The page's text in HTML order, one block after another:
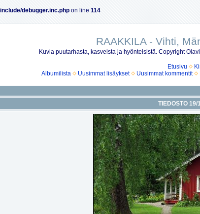
debugger.inc.php on line 114
RAAKKILA - Vihti,
Kuvia puutarhasta, kasveista ja hyönteisistä. Copyright
Etusivu
Albumilista
Uusimmat lisäykset Uusimmat kommentit
TIEDOSTO 19/